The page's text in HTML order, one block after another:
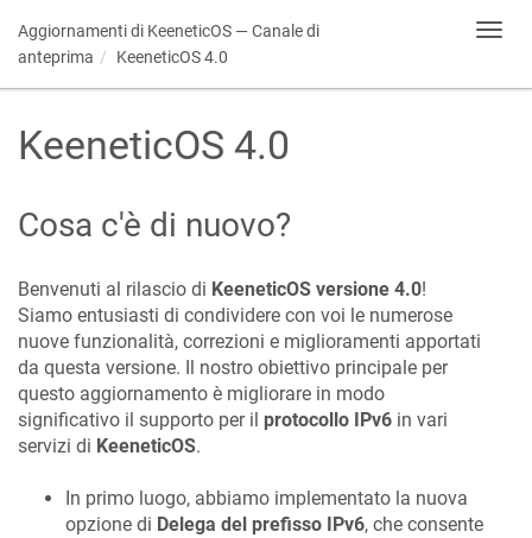
Aggiornamenti di KeeneticOS — Canale di
anteprima
KeeneticOS4.0
KeeneticOS 4.0
Cosa c'è di nuovo?
Benvenuti al rilascio di KeeneticOS versione 4.0!
Siamo entusiasti di condividere con voi le numerose
nuove funzionalità, correzioni e miglioramenti apportati
da questa versione. Il nostro obiettivo principale per
questo aggiornamento è migliorare in modo
significativo il supporto per il protocollo IPv6 in vari
servizi di KeeneticOS.
In primo luogo, abbiamo implementato la nuova
opzione di Delega del prefisso IPv6, che consente